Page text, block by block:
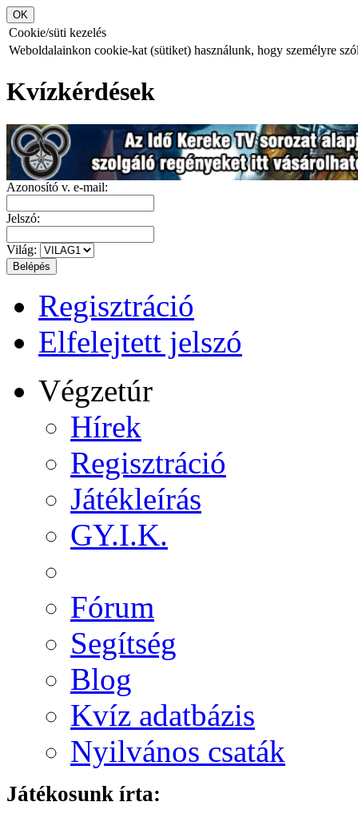
Cookie/süti kezelés
Weboldalainkon cookie-kat (sütiket) használunk, hogy személyre
Kvízkérdések
Azonosító v. e-mail:
Jelszó:
Világ:
Regisztráció
Elfelejtett jelszó
Végzetúr
Hírek
Regisztráció
Játékleírás
GY.I.K.
Fórum
Segítség
Blog
Kvíz adatbázis
Nyilvános csaták
Játékosunk írta: